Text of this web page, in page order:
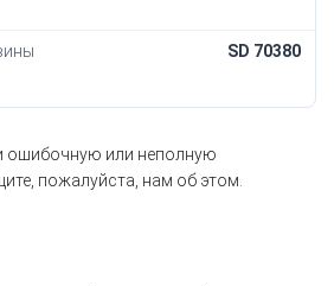
SD 70380
ошибочную или неполную
пожалуйста, нам об этом.